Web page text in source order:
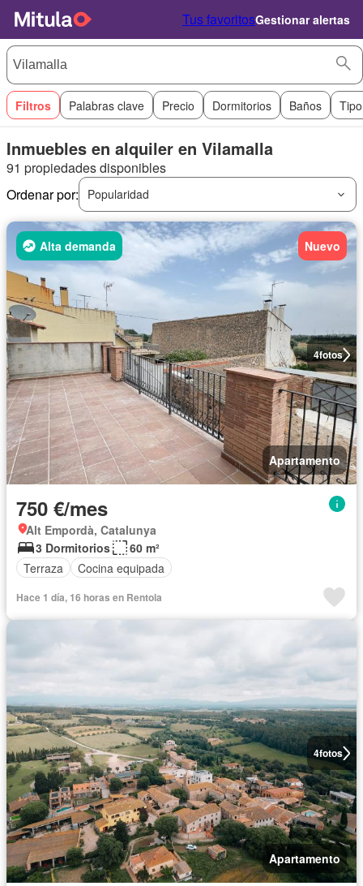
Tus favoritosGestionar alertas
Filtros Palabras clave Precio Dormitorios Baños
Inmuebles en alquiler en Vilamalla
91 propiedades disponibles
Ordenar por:
Popularidad
4fotos
Alta demanda Nuevo
Apartamento
750 €/mes
Alt Empordà, Catalunya
3 Dormitorios
60 m²
Terraza
Cocina equipada
Hace 1 día, 16 horas en Rentola
4fotos
Apartamento